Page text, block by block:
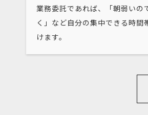
業務委託であれば、「朝弱いの
く」など自分の集中できる時間
けます。